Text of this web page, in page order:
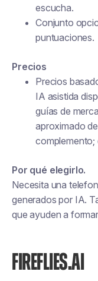
escucha.
Conjunto
puntuaciones.
Precios
Precios
IA asistida
guías de
aproximado
Por qué elegirlo.
Necesita una
generados por IA.
que ayuden a
FIREFLIES.AI